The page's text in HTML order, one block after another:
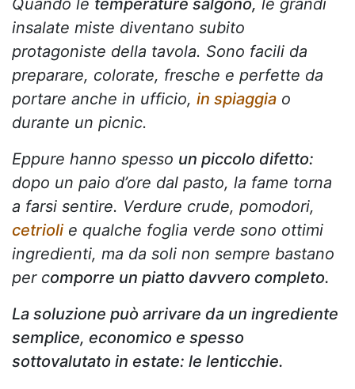
Quando le temperature salgono, le grandi
insalate miste diventano subito
protagoniste della tavola. Sono facili da
preparare, colorate, fresche e perfette da
portare anche in ufficio, in spiaggia o
durante un picnic.
Eppure hanno spesso un piccolo difetto:
dopo un paio d’ore dal pasto, la fame torna
a farsi sentire. Verdure crude, pomodori,
cetrioli e qualche foglia verde sono ottimi
ingredienti, ma da soli non sempre bastano
per comporre un piatto davvero completo.
La soluzione può arrivare da un ingrediente
semplice, economico e spesso
sottovalutato in estate: le lenticchie.